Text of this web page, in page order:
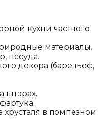
кухни частного
материалы.
посуда.
декора (барельеф,
шторах.
хрусталя в помпезном